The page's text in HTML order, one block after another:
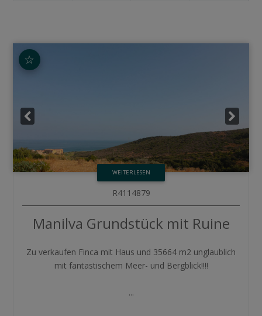
☆
WEITERLESEN
R4114879
Manilva Grundstück mit Ruine
Zu verkaufen Finca mit Haus und 35664 m2 unglaublich
mit fantastischem Meer- und Bergblick!!!!
...